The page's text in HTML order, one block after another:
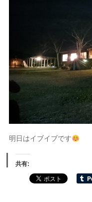
明日はイブイブです
共有: